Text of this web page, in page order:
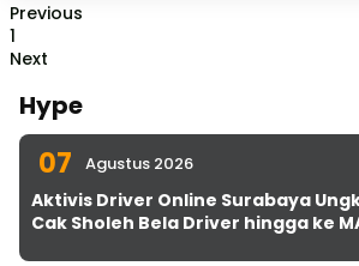
Previous
1
Next
Hype
07 Agustus 2026
Aktivis Driver Online Surabaya
Cak Sholeh Bela Driver hingga ke